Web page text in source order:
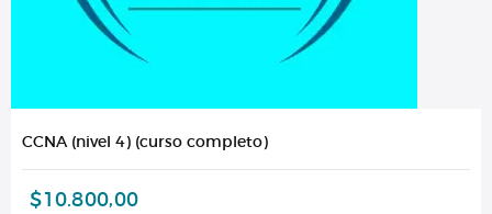
CCNA (nivel 4) (curso completo)
$10.800,00